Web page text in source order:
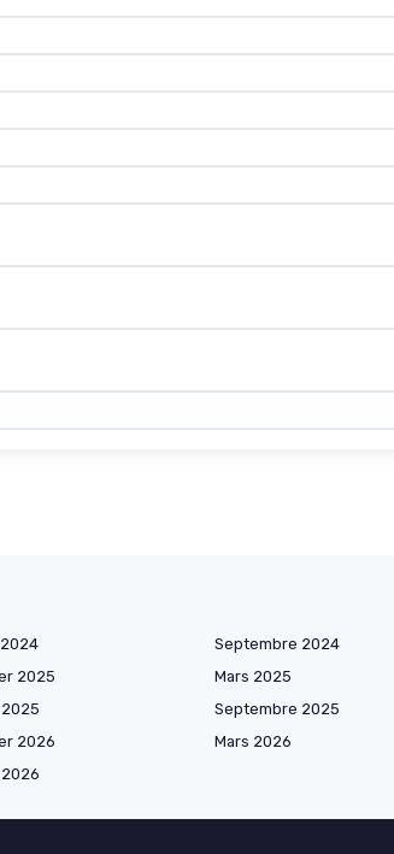
Septembre 2024
2025 Mars 2025
Septembre 2025
2026 Mars 2026